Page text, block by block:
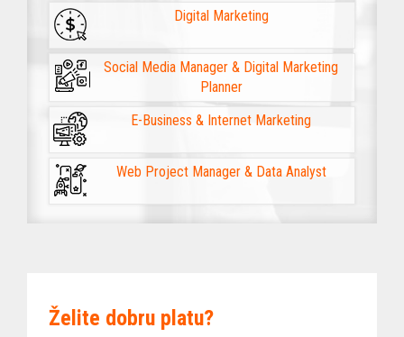
Digital Marketing
Social Media Manager & Digital Marketing
Planner
E-Business & Internet Marketing
Web Project Manager & Data Analyst
Želite dobru platu?